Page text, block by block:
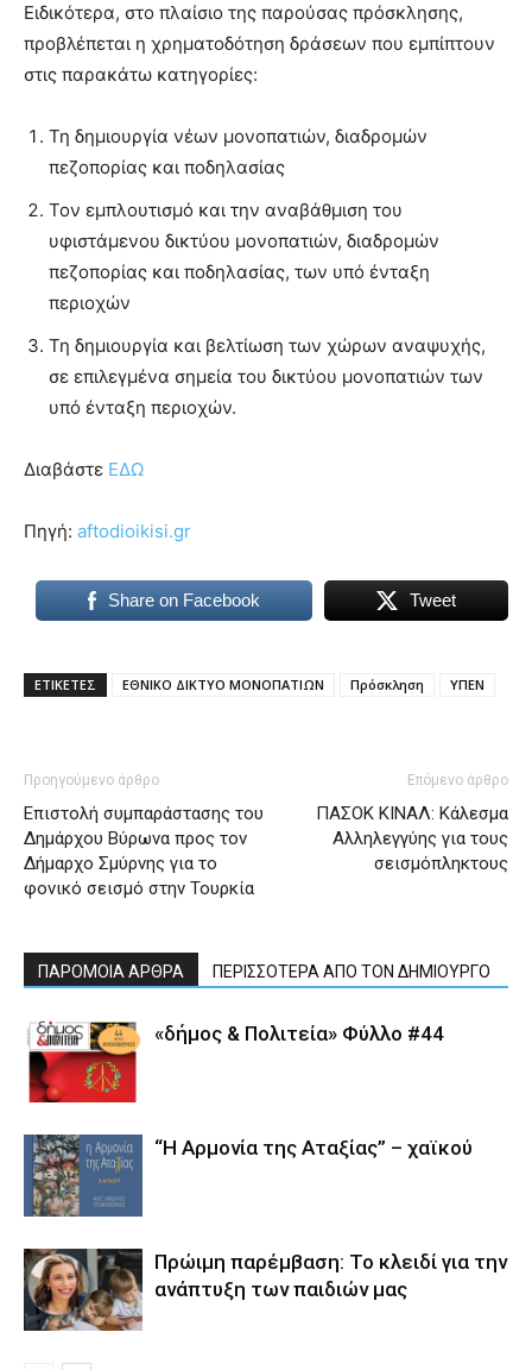
Ειδικότερα, στο πλαίσιο της παρούσας πρόσκλησης,
προβλέπεται η χρηματοδότηση δράσεων που εμπίπτουν
στις παρακάτω κατηγορίες:
Τη δημιουργία νέων μονοπατιών, διαδρομών
πεζοπορίας και ποδηλασίας
Τον εμπλουτισμό και την αναβάθμιση του
υφιστάμενου δικτύου μονοπατιών, διαδρομών
πεζοπορίας και ποδηλασίας, των υπό ένταξη
περιοχών
Τη δημιουργία και βελτίωση των χώρων αναψυχής,
σε επιλεγμένα σημεία του δικτύου μονοπατιών των
υπό ένταξη περιοχών.
Διαβάστε ΕΔΩ
Πηγή: aftodioikisi.gr
Share on Facebook Tweet
ΕΤΙΚΕΤΕΣ ΕΘΝΙΚΟ ΔΙΚΤΥΟ ΜΟΝΟΠΑΤΙΩΝ Πρόσκληση ΥΠΕΝ
Προηγούμενο άρθρο
Επιστολή συμπαράστασης του
Δημάρχου Βύρωνα προς τον
Δήμαρχο Σμύρνης για το
φονικό σεισμό στην Τουρκία
Επόμενο άρθρο
ΠΑΣΟΚ ΚΙΝΑΛ: Κάλεσμα
Αλληλεγγύης για τους
σεισμόπληκτους
ΠΑΡΟΜΟΙΑ ΑΡΘΡΑ ΠΕΡΙΣΣΟΤΕΡΑ ΑΠΟ ΤΟΝ ΔΗΜΙΟΥΡΓΟ
«δήμος & Πολιτεία» Φύλλο #44
“Η Αρμονία της Αταξίας” – χαϊκού
Πρώιμη παρέμβαση: Το κλειδί για την
ανάπτυξη των παιδιών µας